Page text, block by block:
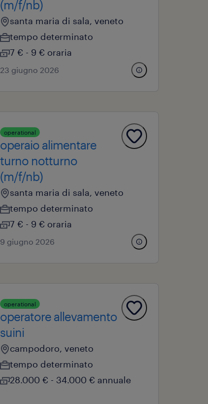
(m/f/nb)
santa maria di sala, veneto
tempo determinato
7 € - 9 € oraria
23 giugno 2026
operational
operaio alimentare
turno notturno
(m/f/nb)
santa maria di sala, veneto
tempo determinato
7 € - 9 € oraria
9 giugno 2026
operational
operatore allevamento
suini
campodoro, veneto
tempo determinato
28.000 € - 34.000 € annuale